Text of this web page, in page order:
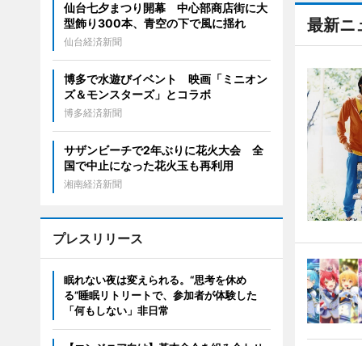
最新ニ
仙台七夕まつり開幕 中心部商店街に大
型飾り300本、青空の下で風に揺れ
仙台経済新聞
博多で水遊びイベント 映画「ミニオン
ズ＆モンスターズ」とコラボ
博多経済新聞
サザンビーチで2年ぶりに花火大会 全
国で中止になった花火玉も再利用
湘南経済新聞
プレスリリース
眠れない夜は変えられる。“思考を休め
る”睡眠リトリートで、参加者が体験した
「何もしない」非日常